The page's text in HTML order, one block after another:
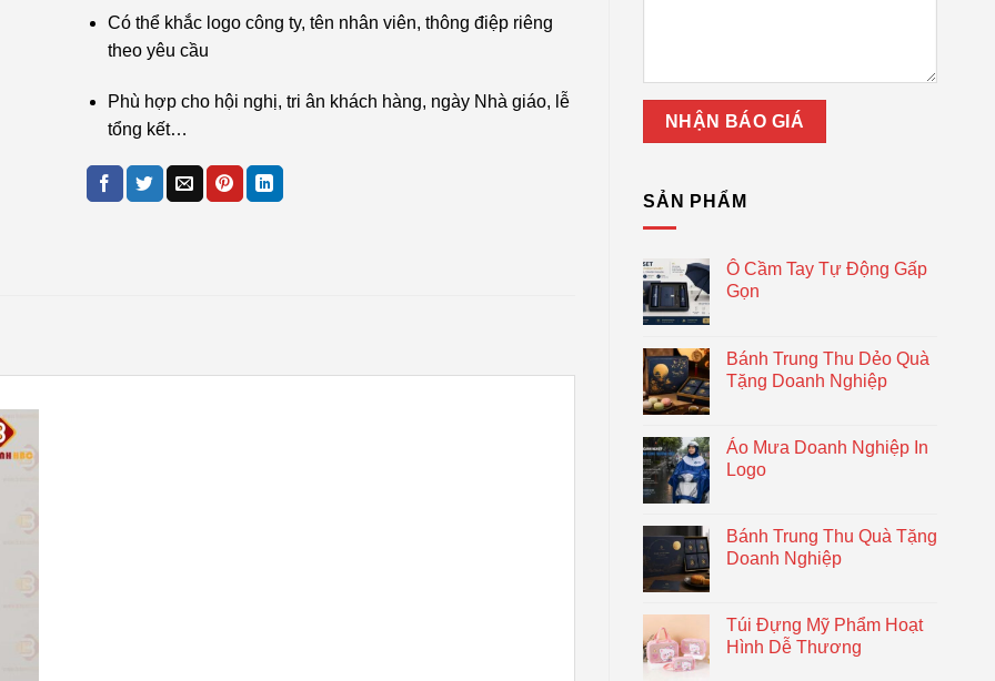
SẢN PHẨM
Ô Cầm Tay Tự Động Gấp
Gọn
Bánh Trung Thu Dẻo Quà
Tặng Doanh Nghiệp
Áo Mưa Doanh Nghiệp In
Logo
Bánh Trung Thu Quà Tặng
Doanh Nghiệp
Túi Đựng Mỹ Phẩm Hoạt
Hình Dễ Thương
Có thể khắc logo công ty, tên nhân viên, thông điệp riêng
theo yêu cầu
Phù hợp cho hội nghị, tri ân khách hàng, ngày Nhà giáo, lễ
tổng kết…